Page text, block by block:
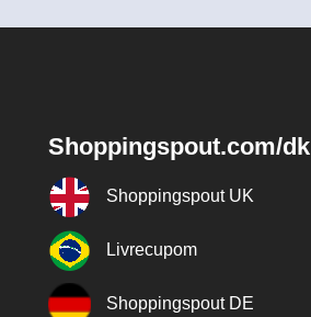
Shoppingspout.com/dk
Shoppingspout UK
Livrecupom
Shoppingspout DE